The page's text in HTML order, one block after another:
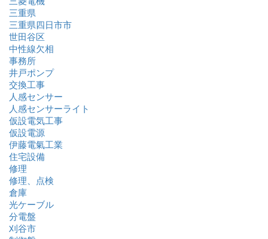
三重県
三重県四日市市
世田谷区
中性線欠相
事務所
井戸ポンプ
交換工事
人感センサー
人感センサーライト
仮設電気工事
仮設電源
伊藤電氣工業
住宅設備
修理
修理、点検
倉庫
光ケーブル
分電盤
刈谷市